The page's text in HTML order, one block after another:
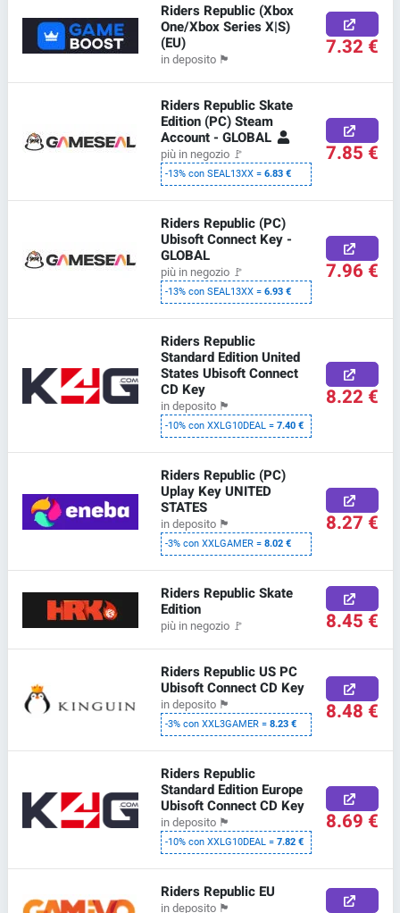
Riders Republic (Xbox
One/Xbox Series X|S)
(EU)
in deposito 🏴 7.32 €
Riders Republic Skate
Edition (PC) Steam
Account - GLOBAL
più in negozio 🚩
-13% con SEAL13XX =6.83 €
7.85 €
Riders Republic (PC)
Ubisoft Connect Key -
GLOBAL
più in negozio 🚩
-13% con SEAL13XX =6.93 €
7.96 €
Riders Republic
Standard Edition United
States Ubisoft Connect
CD Key
in deposito 🏴
-10% con XXLG10DEAL =7.40 €
8.22 €
Riders Republic (PC)
Uplay Key UNITED
STATES
in deposito 🏴
-3% con XXLGAMER =8.02 €
8.27 €
Riders Republic Skate
Edition
più in negozio 🚩 8.45 €
Riders Republic US PC
Ubisoft Connect CD Key
in deposito 🏴
-3% con XXL3GAMER =8.23 € 8.48 €
Riders Republic
Standard Edition Europe
Ubisoft Connect CD Key
in deposito 🏴
-10% con XXLG10DEAL =7.82 €
8.69 €
Riders Republic EU
in deposito 🏴